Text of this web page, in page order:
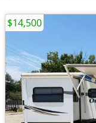
$14,500